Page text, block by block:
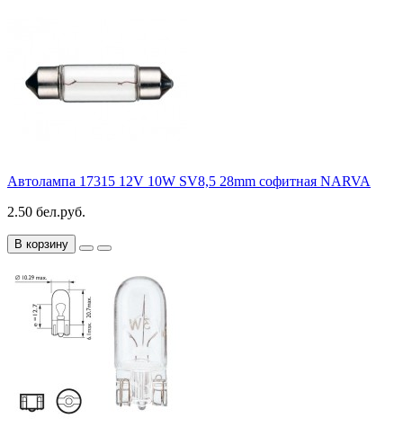
Автолампа 17315 12V 10W SV8,5 28mm софитная NARVA
2.50 бел.руб.
В корзину